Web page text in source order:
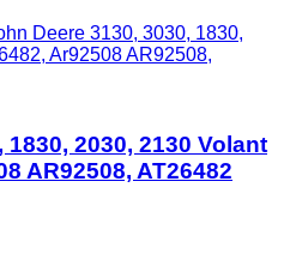
Deere 3130, 3030, 1830,
Ar92508 AR92508,
2030, 2130 Volant
AR92508, AT26482